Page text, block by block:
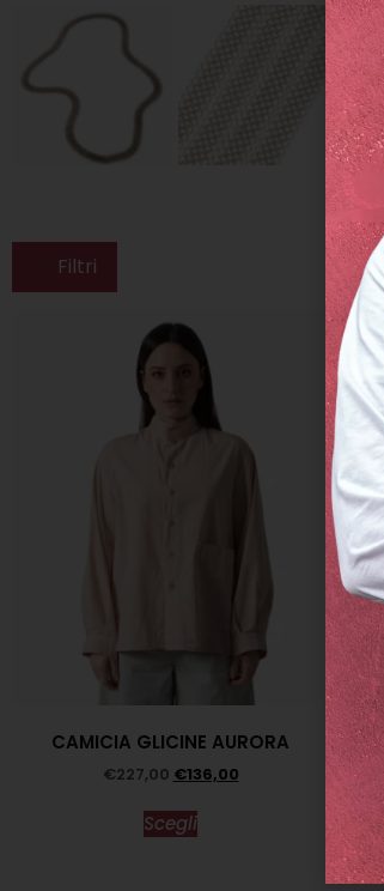
Filtri
CAMICIA GLICINE AURORA
€227,00 €136,00
Scegli